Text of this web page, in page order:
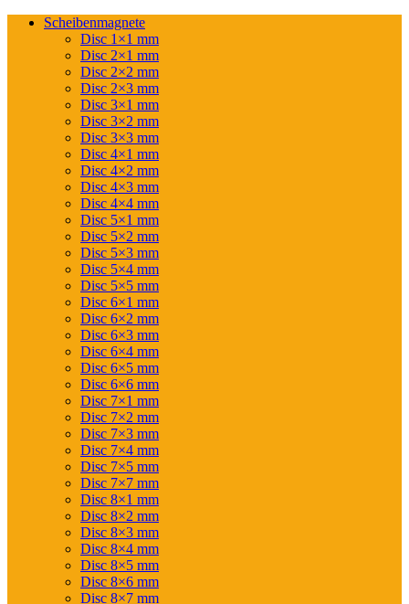
Scheibenmagnete
Disc 1×1 mm
Disc 2×1 mm
Disc 2×2 mm
Disc 2×3 mm
Disc 3×1 mm
Disc 3×2 mm
Disc 3×3 mm
Disc 4×1 mm
Disc 4×2 mm
Disc 4×3 mm
Disc 4×4 mm
Disc 5×1 mm
Disc 5×2 mm
Disc 5×3 mm
Disc 5×4 mm
Disc 5×5 mm
Disc 6×1 mm
Disc 6×2 mm
Disc 6×3 mm
Disc 6×4 mm
Disc 6×5 mm
Disc 6×6 mm
Disc 7×1 mm
Disc 7×2 mm
Disc 7×3 mm
Disc 7×4 mm
Disc 7×5 mm
Disc 7×7 mm
Disc 8×1 mm
Disc 8×2 mm
Disc 8×3 mm
Disc 8×4 mm
Disc 8×5 mm
Disc 8×6 mm
Disc 8×7 mm